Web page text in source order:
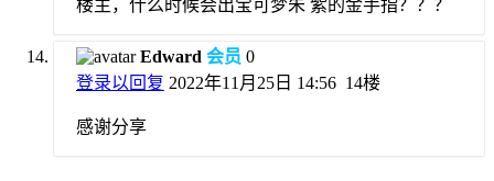
楼主，什么时候会出宝可梦朱 紫的金手指？？？
Edward 会员 0
登录以回复 2022年11月25日 14:56 14楼
感谢分享